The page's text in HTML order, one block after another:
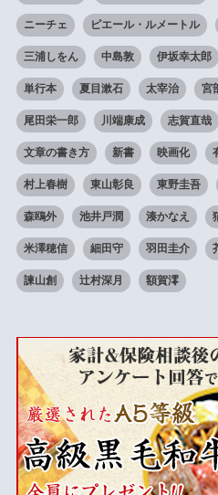
ニーチェ ピエール・ルメートル
三浦しをん 中島敦 伊坂幸太郎
単行本 夏目漱石 太宰治 宮
尾田栄一郎 川端康成 志賀直哉
文章の書き方 新書 映画化
村上春樹 東山彰良 東野圭吾
森鴎外 池井戸潤 湊かなえ
米澤穂信 細田守 羽田圭介
諫山創 辻村深月 額賀澪